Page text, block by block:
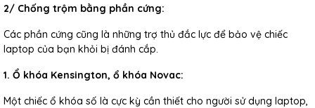
2/ Chống trộm bằng phần cứng:
Các phần cứng cũng là những trợ thủ đắc lực để bảo vệ chiếc
laptop của bạn khỏi bị đánh cắp.
1. Ổ khóa Kensington, ổ khóa Novac:
Một chiếc ổ khóa số là cực kỳ cần thiết cho người sử dụng laptop,